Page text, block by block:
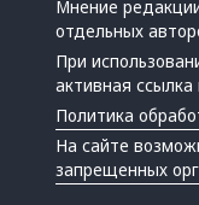
Мнение
отдельных
При
активная ссылка
Политика
На сайте
запрещенных